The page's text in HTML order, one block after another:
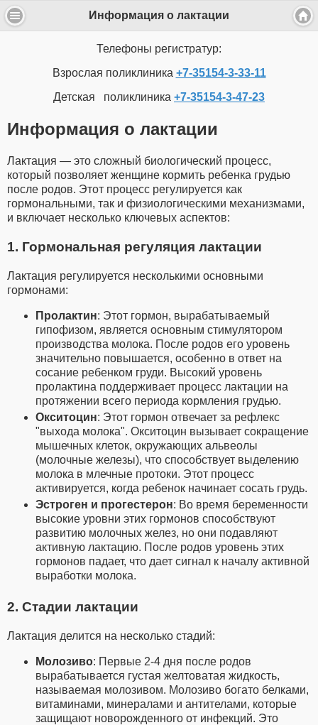
Информация о лактации
Телефоны регистратур:
Взрослая поликлиника +7-35154-3-33-11
Детская поликлиника +7-35154-3-47-23
Информация о лактации
Лактация — это сложный биологический процесс,
который позволяет женщине кормить ребенка грудью
после родов. Этот процесс регулируется как
гормональными, так и физиологическими механизмами,
и включает несколько ключевых аспектов:
1. Гормональная регуляция лактации
Лактация регулируется несколькими основными
гормонами:
Пролактин: Этот гормон, вырабатываемый
гипофизом, является основным стимулятором
производства молока. После родов его уровень
значительно повышается, особенно в ответ на
сосание ребенком груди. Высокий уровень
пролактина поддерживает процесс лактации на
протяжении всего периода кормления грудью.
Окситоцин: Этот гормон отвечает за рефлекс
"выхода молока". Окситоцин вызывает сокращение
мышечных клеток, окружающих альвеолы
(молочные железы), что способствует выделению
молока в млечные протоки. Этот процесс
активируется, когда ребенок начинает сосать грудь.
Эстроген и прогестерон: Во время беременности
высокие уровни этих гормонов способствуют
развитию молочных желез, но они подавляют
активную лактацию. После родов уровень этих
гормонов падает, что дает сигнал к началу активной
выработки молока.
2. Стадии лактации
Лактация делится на несколько стадий:
Молозиво: Первые 2-4 дня после родов
вырабатывается густая желтоватая жидкость,
называемая молозивом. Молозиво богато белками,
витаминами, минералами и антителами, которые
защищают новорожденного от инфекций. Это